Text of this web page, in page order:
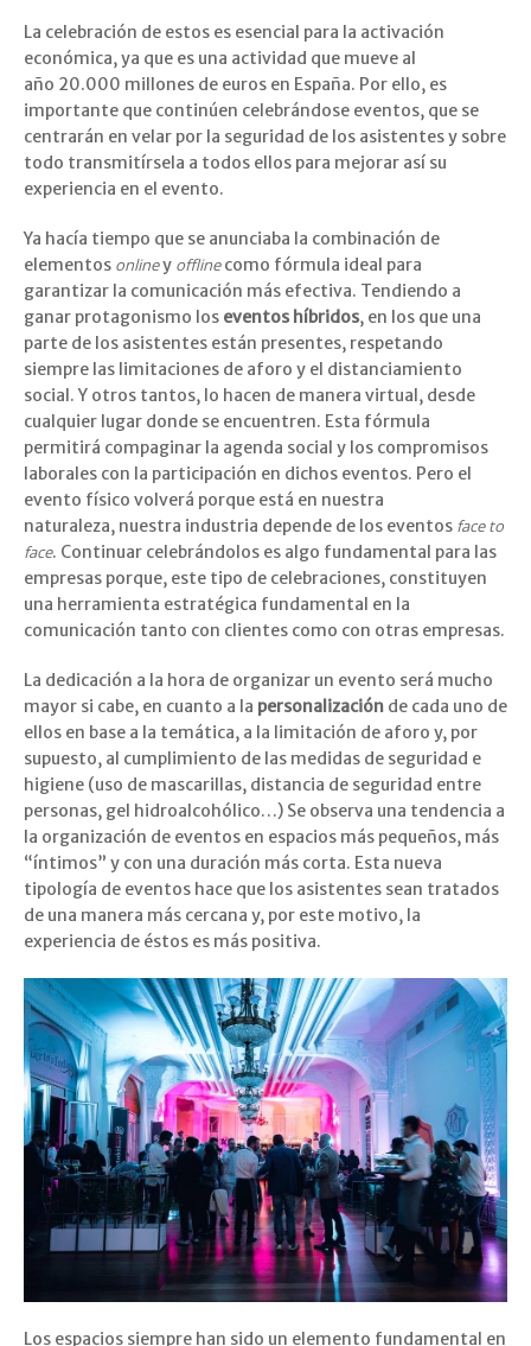
La celebración de estos es esencial para la activación
económica, ya que es una actividad que mueve al
año 20.000 millones de euros en España. Por ello, es
importante que continúen celebrándose eventos, que se
centrarán en velar por la seguridad de los asistentes y sobre
todo transmitírsela a todos ellos para mejorar así su
experiencia en el evento.
Ya hacía tiempo que se anunciaba la combinación de
elementos onliney offline como fórmula ideal para
garantizar la comunicación más efectiva. Tendiendo a
ganar protagonismo los eventos híbridos, en los que una
parte de los asistentes están presentes, respetando
siempre las limitaciones de aforo y el distanciamiento
social. Y otros tantos, lo hacen de manera virtual, desde
cualquier lugar donde se encuentren. Esta fórmula
permitirá compaginar la agenda social y los compromisos
laborales con la participación en dichos eventos. Pero el
evento físico volverá porque está en nuestra
naturaleza, nuestra industria depende de los eventos face to
face. Continuar celebrándolos es algo fundamental para las
empresas porque, este tipo de celebraciones, constituyen
una herramienta estratégica fundamental en la
comunicación tanto con clientes como con otras empresas.
La dedicación a la hora de organizar un evento será mucho
mayor si cabe, en cuanto a la personalización de cada uno de
ellos en base a la temática, a la limitación de aforo y, por
supuesto, al cumplimiento de las medidas de seguridad e
higiene (uso de mascarillas, distancia de seguridad entre
personas, gel hidroalcohólico…) Se observa una tendencia a
la organización de eventos en espacios más pequeños, más
“íntimos” y con una duración más corta. Esta nueva
tipología de eventos hace que los asistentes sean tratados
de una manera más cercana y, por este motivo, la
experiencia de éstos es más positiva.
Los espacios siempre han sido un elemento fundamental en